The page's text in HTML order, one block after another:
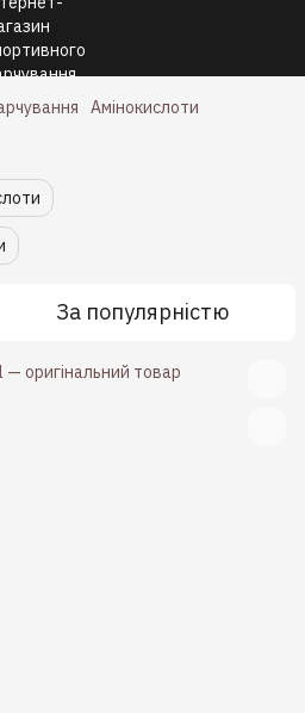
Амінокислоти
За популярністю